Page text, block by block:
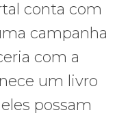
conta com
campanha
com a
um livro
possam